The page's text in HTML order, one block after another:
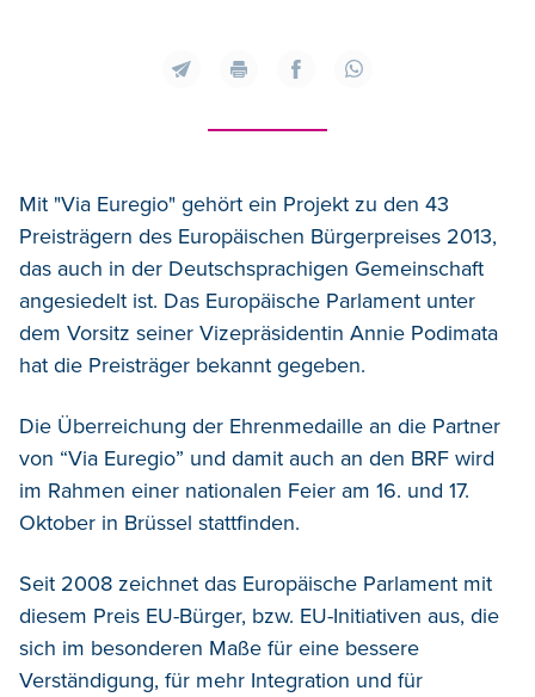
Mit "Via Euregio" gehört ein Projekt zu den 43
Preisträgern des Europäischen Bürgerpreises 2013,
das auch in der Deutschsprachigen Gemeinschaft
angesiedelt ist. Das Europäische Parlament unter
dem Vorsitz seiner Vizepräsidentin Annie Podimata
hat die Preisträger bekannt gegeben.
Die Überreichung der Ehrenmedaille an die Partner
von “Via Euregio” und damit auch an den BRF wird
im Rahmen einer nationalen Feier am 16. und 17.
Oktober in Brüssel stattfinden.
Seit 2008 zeichnet das Europäische Parlament mit
diesem Preis EU-Bürger, bzw. EU-Initiativen aus, die
sich im besonderen Maße für eine bessere
Verständigung, für mehr Integration und für